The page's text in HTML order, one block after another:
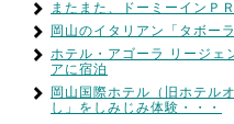
またまた、ドーミーインＰ
岡山のイタリアン「タボー
ホテル・アゴーラ リージェ
アに宿泊
岡山国際ホテル（旧ホテル
し」をしみじみ体験・・・